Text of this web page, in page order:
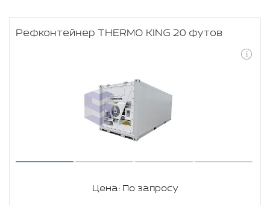
Рефконтейнер THERMO KING 20 футов
Цена: По запросу